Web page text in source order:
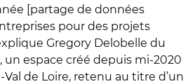
[partage de données
pour des projets
Gregory Delobelle du
, un espace créé depuis mi-2020
de Loire, retenu au titre d’un